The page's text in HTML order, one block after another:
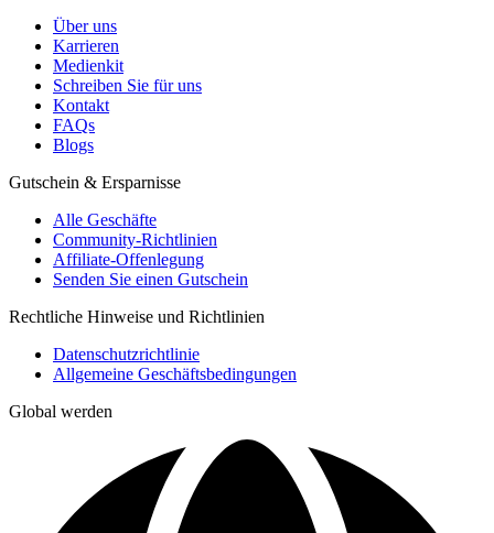
Über uns
Karrieren
Medienkit
Schreiben Sie für uns
Kontakt
FAQs
Blogs
Gutschein & Ersparnisse
Alle Geschäfte
Community-Richtlinien
Affiliate-Offenlegung
Senden Sie einen Gutschein
Rechtliche Hinweise und Richtlinien
Datenschutzrichtlinie
Allgemeine Geschäftsbedingungen
Global werden